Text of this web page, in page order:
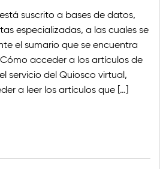
suscrito a bases de datos,
especializadas, a las cuales se
el sumario que se encuentra
acceder a los artículos de
servicio del Quiosco virtual,
a leer los artículos que […]